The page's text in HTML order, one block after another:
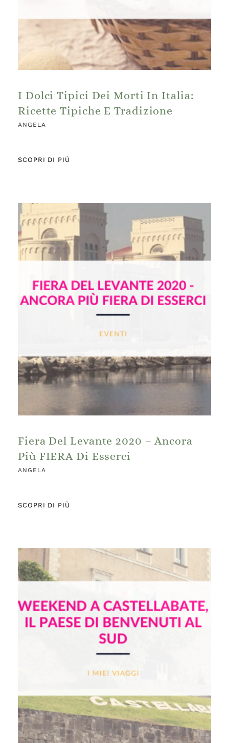
I Dolci Tipici Dei Morti In Italia:
Ricette Tipiche E Tradizione
ANGELA
SCOPRI DI PIÙ
Fiera Del Levante 2020 – Ancora
Più FIERA Di Esserci
ANGELA
SCOPRI DI PIÙ